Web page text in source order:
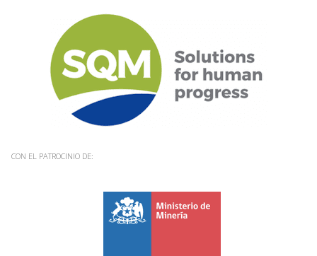
CON EL PATROCINIO DE: